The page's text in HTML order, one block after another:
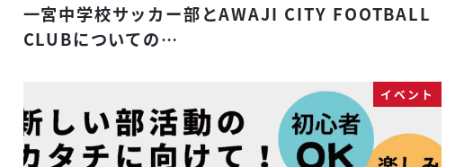
一宮中学校サッカー部とAWAJI CITY FOOTBALL
CLUBについての…
イベント